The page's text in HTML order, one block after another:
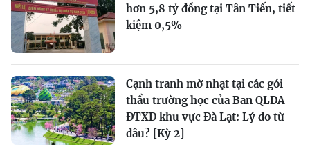
hơn 5,8 tỷ đồng tại Tân Tiến, tiết
kiệm 0,5%
Cạnh tranh mờ nhạt tại các gói
thầu trường học của Ban QLDA
ĐTXD khu vực Đà Lạt: Lý do từ
đâu? [Kỳ 2]